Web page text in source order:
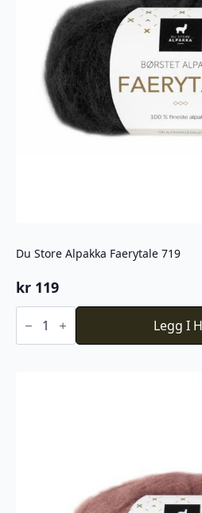
Du Store Alpakka Faerytale 719
kr 119
Du
Store
Faerytale
Legg I